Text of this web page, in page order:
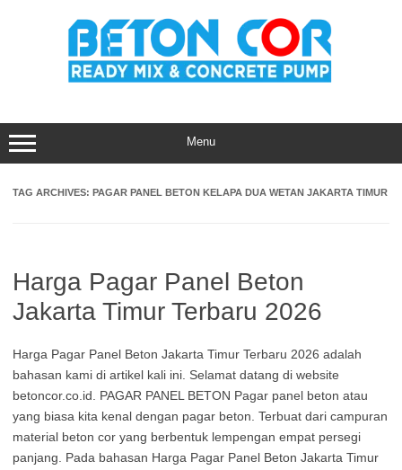
Menu
TAG ARCHIVES: PAGAR PANEL BETON KELAPA DUA WETAN JAKARTA TIMUR
Harga Pagar Panel Beton
Jakarta Timur Terbaru 2026
Harga Pagar Panel Beton Jakarta Timur Terbaru 2026 adalah
bahasan kami di artikel kali ini. Selamat datang di website
betoncor.co.id. PAGAR PANEL BETON Pagar panel beton atau
yang biasa kita kenal dengan pagar beton. Terbuat dari campuran
material beton cor yang berbentuk lempengan empat persegi
panjang. Pada bahasan Harga Pagar Panel Beton Jakarta Timur